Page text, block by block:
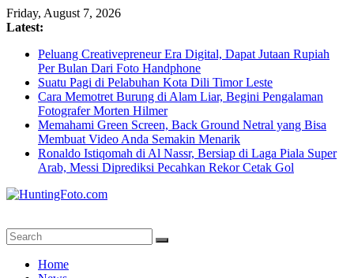
Skip
to
Friday, August 7, 2026
Latest:
Peluang Creativepreneur Era Digital, Dapat Jutaan Rupiah
Per Bulan Dari Foto Handphone
Suatu Pagi di Pelabuhan Kota Dili Timor Leste
Cara Memotret Burung di Alam Liar, Begini Pengalaman
Fotografer Morten Hilmer
Memahami Green Screen, Back Ground Netral yang Bisa
Membuat Video Anda Semakin Menarik
Ronaldo Istiqomah di Al Nassr, Bersiap di Laga Piala Super
Arab, Messi Diprediksi Pecahkan Rekor Cetak Gol
Berita
Home